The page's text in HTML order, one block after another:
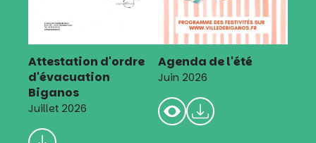
Attestation d'ordre
d'évacuation
Biganos
Juillet 2026
Agenda de l'été
Juin 2026